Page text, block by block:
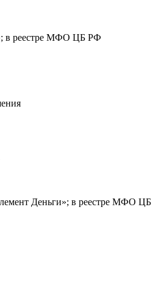
реестре МФО ЦБ РФ
Деньги»; в реестре МФО ЦБ